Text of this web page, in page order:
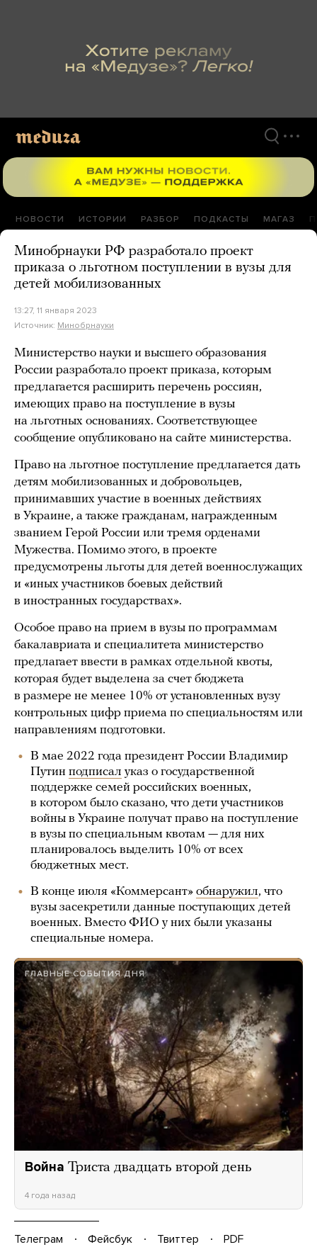
НОВОСТИ ИСТОРИИ РАЗБОР ПОДКАСТЫ МАГАЗ
Минобрнауки РФ разработало проект
приказа о льготном поступлении в вузы для
детей мобилизованных
13:27, 11 января 2023
Источник: Минобрнауки
Министерство науки и высшего образования
России разработало проект приказа, которым
предлагается расширить перечень россиян,
имеющих право на поступление в вузы
на льготных основаниях. Соответствующее
сообщение опубликовано на сайте министерства.
Право на льготное поступление предлагается дать
детям мобилизованных и добровольцев,
принимавших участие в военных действиях
в Украине, а также гражданам, награжденным
званием Герой России или тремя орденами
Мужества. Помимо этого, в проекте
предусмотрены льготы для детей военнослужащих
и «иных участников боевых действий
в иностранных государствах».
Особое право на прием в вузы по программам
бакалавриата и специалитета министерство
предлагает ввести в рамках отдельной квоты,
которая будет выделена за счет бюджета
в размере не менее 10% от установленных вузу
контрольных цифр приема по специальностям или
направлениям подготовки.
В мае 2022 года президент России Владимир
Путин подписал указ о государственной
поддержке семей российских военных,
в котором было сказано, что дети участников
войны в Украине получат право на поступление
в вузы по специальным квотам — для них
планировалось выделить 10% от всех
бюджетных мест.
В конце июля «Коммерсант» обнаружил, что
вузы засекретили данные поступающих детей
военных. Вместо ФИО у них были указаны
специальные номера.
ГЛАВНЫЕ СОБЫТИЯ ДНЯ
Война Триста двадцать второй день
4 года назад
Телеграм Фейсбук Твиттер
PDF